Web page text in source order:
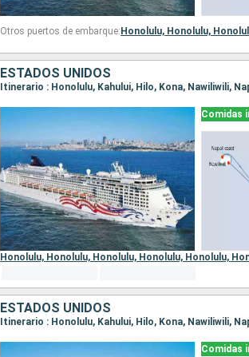
Otros puertos de embarque: Honolulu, Honolulu,
ESTADOS UNIDOS
Itinerario : Honolulu, Kahului, Hilo, Kona, Nawiliwili,
Comidas
Otros puertos de embarque:
Honolulu, Honolulu, Honolulu, Honolulu, Honolulu,
ESTADOS UNIDOS
Itinerario : Honolulu, Kahului, Hilo, Kona, Nawiliwili,
Comidas